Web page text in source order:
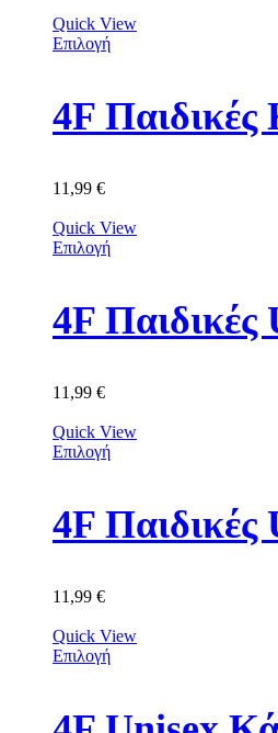
Quick View
Επιλογή
11,99 €
Quick View
Επιλογή
11,99 €
Quick View
Επιλογή
4F
11,99 €
Quick View
Επιλογή